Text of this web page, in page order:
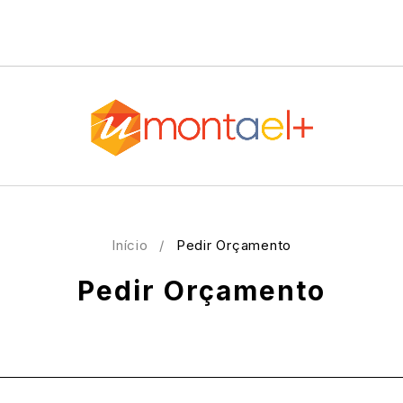
Pedir Orçamento
Início / Pedir Orçamento